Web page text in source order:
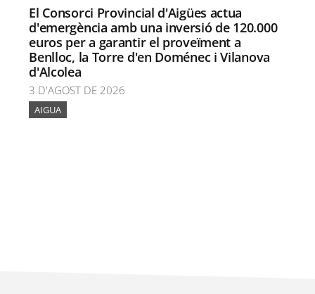
El Consorci Provincial d'Aigües actua
d'emergència amb una inversió de 120.000
euros per a garantir el proveïment a
Benlloc, la Torre d'en Doménec i Vilanova
d'Alcolea
3 D'AGOST DE 2026
AIGUA